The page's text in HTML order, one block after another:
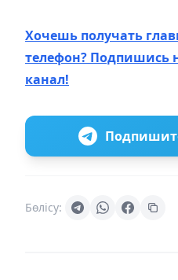
Хочешь получать
телефон? Подпишись
канал!
Бөлісу: